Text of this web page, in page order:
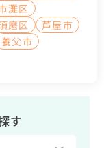
灘区
磨区
芦屋市
養父市
す